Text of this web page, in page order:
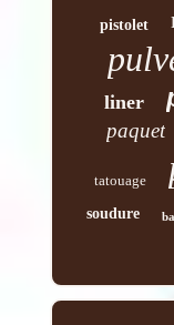
pistolet
liner
paquet
tatouage
soudure